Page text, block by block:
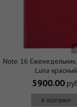
Note 16
Luna красный
5900.00
в корзину